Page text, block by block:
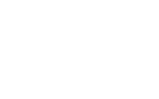
hasta el final, dos
Almería se llevó